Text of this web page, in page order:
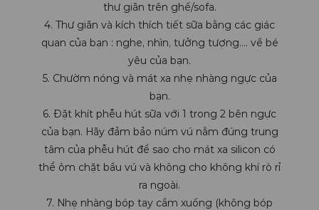
thư giãn trên ghế/sofa.
4. Thư giãn và kích thích tiết sữa bằng các giác
quan của bạn : nghe, nhìn, tưởng tượng…. về bé
yêu của bạn.
5. Chườm nóng và mát xa nhẹ nhàng ngực của
bạn.
6. Đặt khít phễu hút sữa với 1 trong 2 bên ngực
của bạn. Hãy đảm bảo núm vú nằm đúng trung
tâm của phễu hút để sao cho mát xa silicon có
thể ôm chặt bầu vú và không cho không khí rò rỉ
ra ngoài.
7. Nhẹ nhàng bóp tay cầm xuống (không bóp